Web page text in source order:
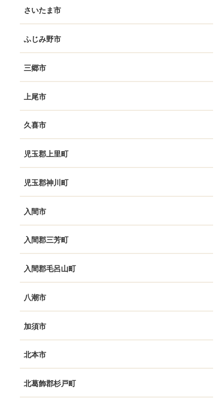
さいたま市
ふじみ野市
三郷市
上尾市
久喜市
児玉郡上里町
児玉郡神川町
入間市
入間郡三芳町
入間郡毛呂山町
八潮市
加須市
北本市
北葛飾郡杉戸町